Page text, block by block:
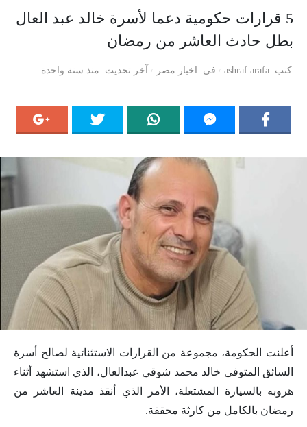
5 قرارات حكومية دعما لأسرة خالد عبد العال
بطل حادث العاشر من رمضان
كتب ashraf arafa في اخبار مصر آخر تحديث منذ سنة واحدة
أعلنت الحكومة، مجموعة من القرارات الاستثنائية لصالح أسرة
السائق المتوفى خالد محمد شوقي عبدالعال، الذي استشهد أثناء
هروبه بالسيارة المشتعلة، الأمر الذي أنقذ مدينة العاشر من
رمضان بالكامل من كارثة محققة.